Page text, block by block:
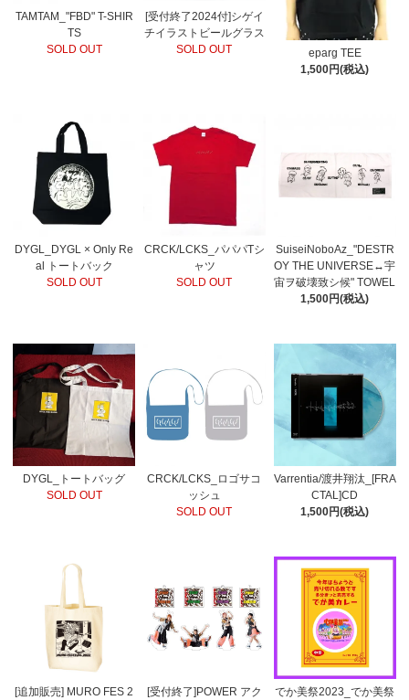
TAMTAM_"FBD" T-SHIR
TS
SOLD OUT
[受付終了2024付]シゲイ
チイラストビールグラス
SOLD OUT
eparg TEE
1,500円(税込)
DYGL_DYGL × Only Re
al トートバック
SOLD OUT
CRCK/LCKS_パパパTシ
ャツ
SOLD OUT
SuiseiNoboAz_"DESTR
OY THE UNIVERSE↔宇
宙ヲ破壊致シ候" TOWEL
1,500円(税込)
DYGL_トートバッグ
SOLD OUT
CRCK/LCKS_ロゴサコ
ッシュ
SOLD OUT
Varrentia/渡井翔汰_[FRA
CTAL]CD
1,500円(税込)
[追加販売] MURO FES 2
[受付終了]POWER アク
でか美祭2023_でか美祭